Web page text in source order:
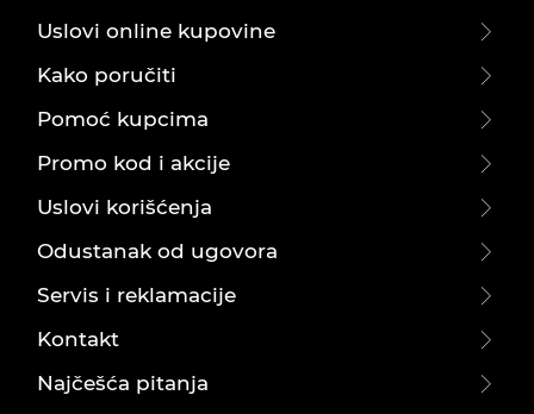
Uslovi online kupovine
Kako poručiti
Pomoć kupcima
Promo kod i akcije
Uslovi korišćenja
Odustanak od ugovora
Servis i reklamacije
Kontakt
Najčešća pitanja